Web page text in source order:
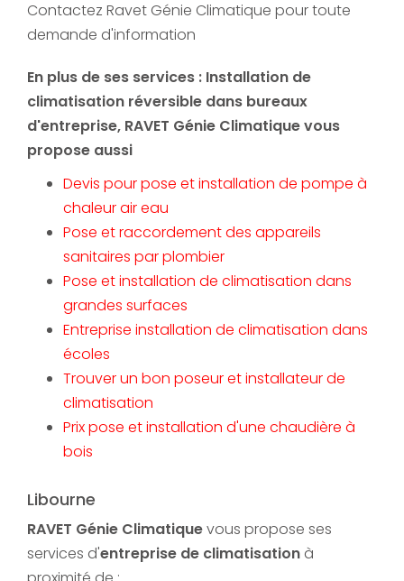
Contactez Ravet Génie Climatique pour toute
demande d'information
En plus de ses services : Installation de
climatisation réversible dans bureaux
d'entreprise, RAVET Génie Climatique vous
propose aussi
Devis pour pose et installation de pompe à
chaleur air eau
Pose et raccordement des appareils
sanitaires par plombier
Pose et installation de climatisation dans
grandes surfaces
Entreprise installation de climatisation dans
écoles
Trouver un bon poseur et installateur de
climatisation
Prix pose et installation d'une chaudière à
bois
Libourne
RAVET Génie Climatiquevous propose ses
services d'entreprise de climatisation à